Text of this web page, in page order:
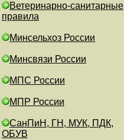
Ветеринарно-санитарные
правила
Минсельхоз России
Минсвязи России
МПС России
МПР России
СанПиН, ГН, МУК, ПДК,
ОБУВ